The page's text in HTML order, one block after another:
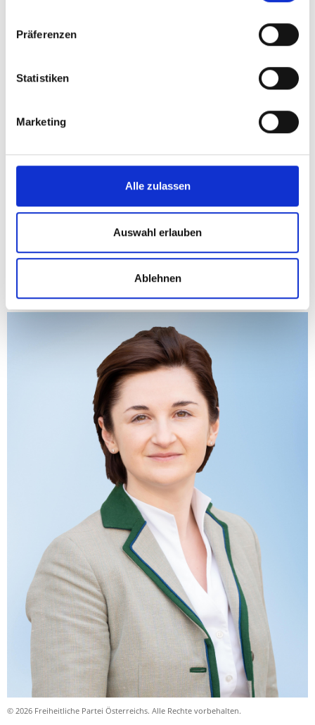
Präferenzen
Statistiken
Marketing
Alle zulassen
Auswahl erlauben
Ablehnen
Landesparteiobfrau Marlene
© 2026 Freiheitliche Partei Österreichs. Alle Rechte vorbehalten.